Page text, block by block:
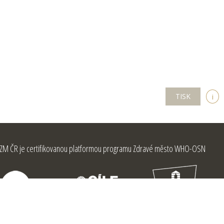
TISK i
ČR je certifikovanou platformou programu Zdravé město WHO-OSN